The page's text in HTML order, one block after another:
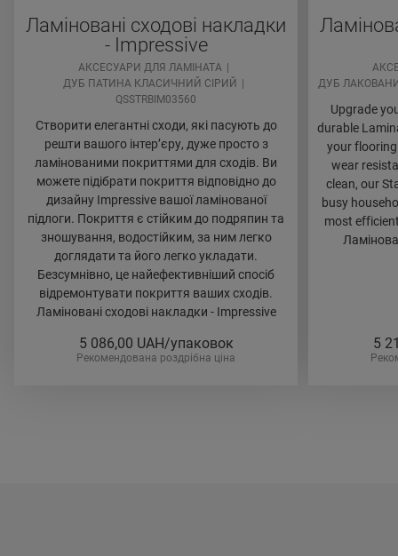
Ламіновані сходові накладки
- Impressive
АКСЕСУАРИ ДЛЯ ЛАМІНАТА
ДУБ ПАТИНА КЛАСИЧНИЙ СІРИЙ
QSSTRBIM03560
Створити елегантні сходи, які пасують до
решти вашого інтер’єру, дуже просто з
ламінованими покриттями для сходів. Ви
можете підібрати покриття відповідно до
дизайну Impressive вашої ламінованої
підлоги. Покриття є стійким до подряпин та
зношування, водостійким, за ним легко
доглядати та його легко укладати.
Безсумнівно, це найефективніший спосіб
відремонтувати покриття ваших сходів.
Ламіновані сходові накладки - Impressive
5 086,00 UAH/упаковок
Рекомендована роздрібна ціна
ДУБ
Upgrade
durable
your
wear
clean, our
busy
most
5